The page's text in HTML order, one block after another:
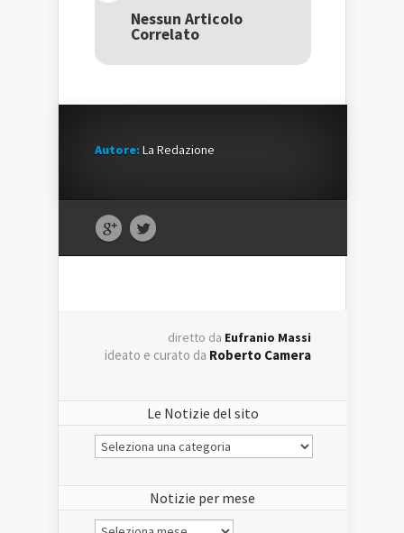
una
nuova
finestra)
nuova
finestra)
una
nuova
Nessun Articolo
Correlato
Autore:La Redazione
diretto da Eufranio Massi
ideato e curato da Roberto Camera
Le Notizie del sito
Le
Notizie
Notizie per mese
Notizie